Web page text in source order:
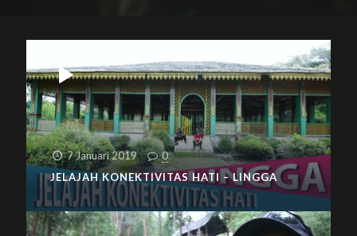
7 Januari 2019
0
JELAJAH KONEKTIVITAS HATI – LINGGA